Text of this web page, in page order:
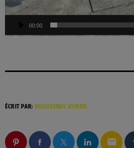
00:00
ÉCRIT PAR: DUQUESNAY BIVARD
email